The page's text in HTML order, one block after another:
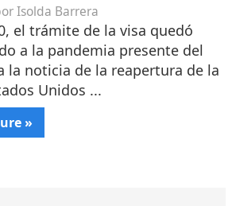
Isolda Barrera
el trámite de la visa quedó
a la pandemia presente del
la noticia de la reapertura de la
Unidos ...
»